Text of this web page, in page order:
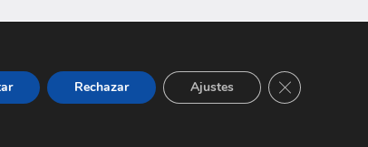
Rechazar Ajustes Cerrar el